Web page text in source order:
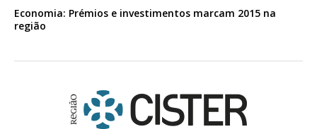
Economia: Prémios e investimentos marcam 2015 na
região